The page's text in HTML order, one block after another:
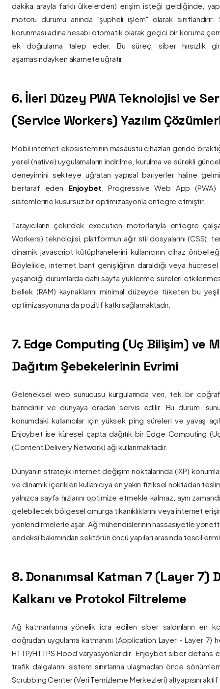
dakika arayla farklı ülkelerden) erişim isteği geldiğinde,
motoru durumu anında "şüpheli işlem" olarak sınıflandırır.
korunması adına hesabı otomatik olarak geçici bir koruma
ek doğrulama talep eder. Bu süreç, siber hırsızlık
aşamasındayken akamete uğratır.
6. İleri Düzey PWA Teknolojisi ve
(Service Workers) Yazılım
Mobil internet ekosisteminin masaüstü cihazları geride
yerel (native) uygulamaların indirilme, kurulma ve sürekli
deneyimini sekteye uğratan yapısal bariyerler haline
bertaraf eden Enjoybet , Progressive Web App (PWA)
sistemlerine kusursuz bir optimizasyonla entegre etmiştir.
Tarayıcıların çekirdek execution motorlarıyla entegre
Workers) teknolojisi, platformun ağır stil dosyalarını (CSS),
dinamik javascript kütüphanelerini kullanıcının cihaz
Böylelikle, internet bant genişliğinin daraldığı veya
yaşandığı durumlarda dahi sayfa yüklenme süreleri
bellek (RAM) kaynaklarını minimal düzeyde tüketen bu yeşil
optimizasyonuna da pozitif katkı sağlamaktadır.
7. Edge Computing (Uç Bilişim) ve
Dağıtım Şebekelerinin Evrimi
Geleneksel web sunucusu kurgularında veri, tek bir
barındırılır ve dünyaya oradan servis edilir. Bu durum,
konumdaki kullanıcılar için yüksek ping süreleri ve yavaş
Enjoybet ise küresel çapta dağıtık bir Edge Computing
(Content Delivery Network) ağı kullanmaktadır.
Dünyanın stratejik internet değişim noktalarında (IXP)
ve dinamik içerikleri kullanıcıya en yakın fiziksel noktadan
yalnızca sayfa hızlarını optimize etmekle kalmaz, aynı
gelebilecek bölgesel omurga tıkanıklıklarını veya internet
yönlendirmelerle aşar. Ağ mühendislerinin hassasiyetle
endeksi bakımından sektörün öncü yapıları arasında
8. Donanımsal Katman 7 (Layer 7)
Kalkanı ve Protokol Filtreleme
Ağ katmanlarına yönelik icra edilen siber saldırıların en
doğrudan uygulama katmanını (Application Layer - Layer 7)
HTTP/HTTPS Flood varyasyonlarıdır. Enjoybet siber
trafik dalgalarını sistem sınırlarına ulaşmadan önce
Scrubbing Center (Veri Temizleme Merkezleri) altyapısını